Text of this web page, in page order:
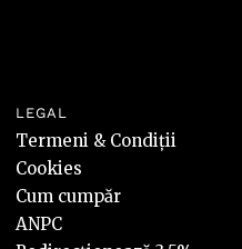
LEGAL
Termeni & Condiții
Cookies
Cum cumpăr
ANPC